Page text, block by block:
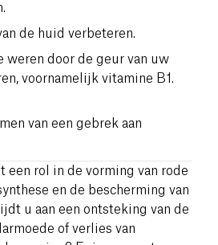
de huid verbeteren.
weren door de geur van uw
voornamelijk vitamine B1.
van een gebrek aan
een rol in de vorming van rode
en de bescherming van
u aan een ontsteking van de
of verlies van